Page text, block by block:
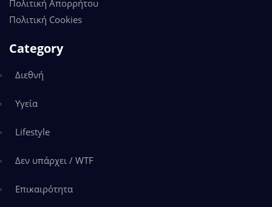
Πολιτική Απορρήτου
Πολιτική Cookies
Category
Διεθνή
Υγεία
Lifestyle
Δεν υπάρχει / WTF
Επικαιρότητα